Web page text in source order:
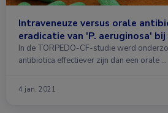
Intraveneuze versus orale
eradicatie van 'P. aeruginosa'
In de TORPEDO-CF-studie werd
antibiotica effectiever zijn dan een orale …
4 jan. 2021